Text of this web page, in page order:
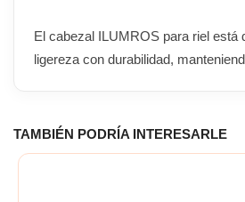
El cabezal ILUMROS para riel está
ligereza con durabilidad,
TAMBIÉN PODRÍA INTERESARLE